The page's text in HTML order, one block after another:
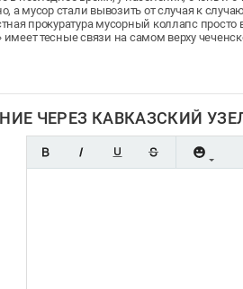
а мусор стали вывозить от случая к
прокуратура мусорный коллапс просто
имеет тесные связи на самом верху
ЧЕРЕЗ КАВКАЗСКИЙ